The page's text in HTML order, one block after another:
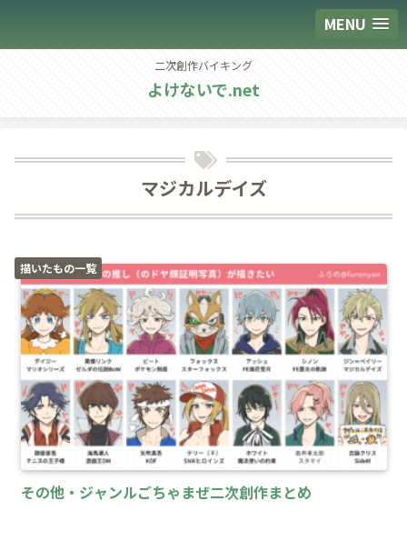
MENU
二次創作バイキング
よけないで.net
マジカルデイズ
描いたもの一覧
その他・ジャンルごちゃまぜ二次創作まとめ